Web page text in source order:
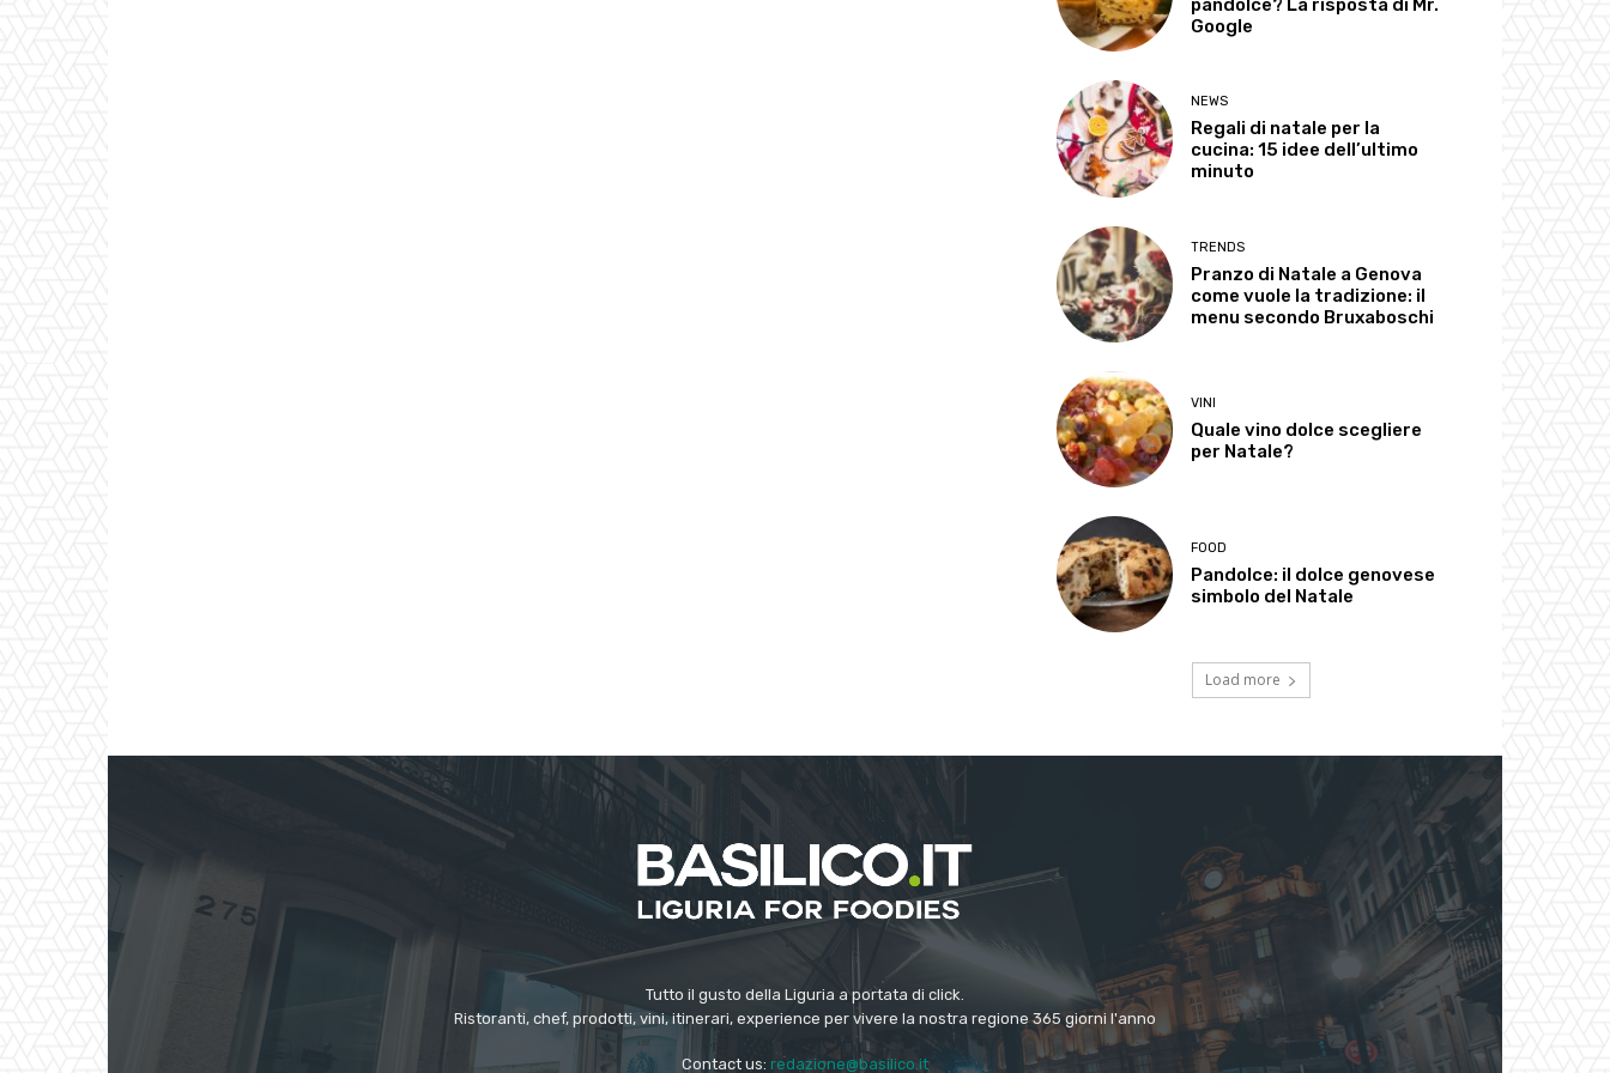
pandolce? La risposta di Mr.
Google
NEWS
Regali di natale per la
cucina: 15 idee dell’ultimo
minuto
TRENDS
Pranzo di Natale a Genova
come vuole la tradizione: il
menu secondo Bruxaboschi
VINI
Quale vino dolce scegliere
per Natale?
FOOD
Pandolce: il dolce genovese
simbolo del Natale
Load more
Tutto il gusto della Liguria a portata di click.
Ristoranti, chef, prodotti, vini, itinerari, experience per vivere la nostra regione 365 giorni l'anno
Contact us: redazione@basilico.it